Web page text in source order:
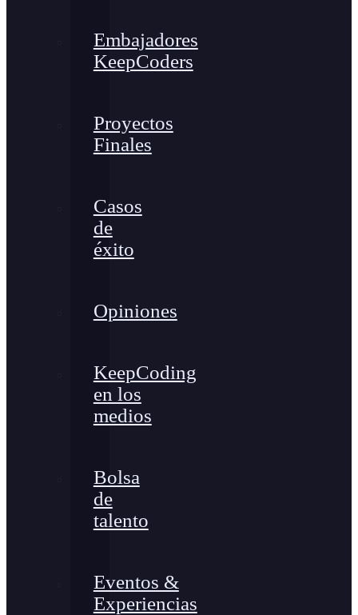
Embajadores
KeepCoders
Proyectos
Finales
Casos
de
éxito
Opiniones
KeepCoding
en los
medios
Bolsa
de
talento
Eventos &
Experiencias